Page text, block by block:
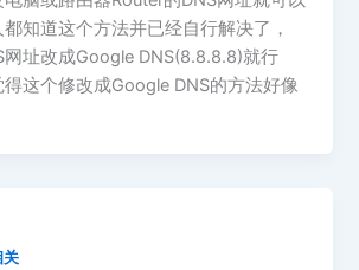
知道这个方法并已经自行解决了，
网址改成Google DNS(8.8.8.8)就行
这个修改成Google DNS的方法好像
关